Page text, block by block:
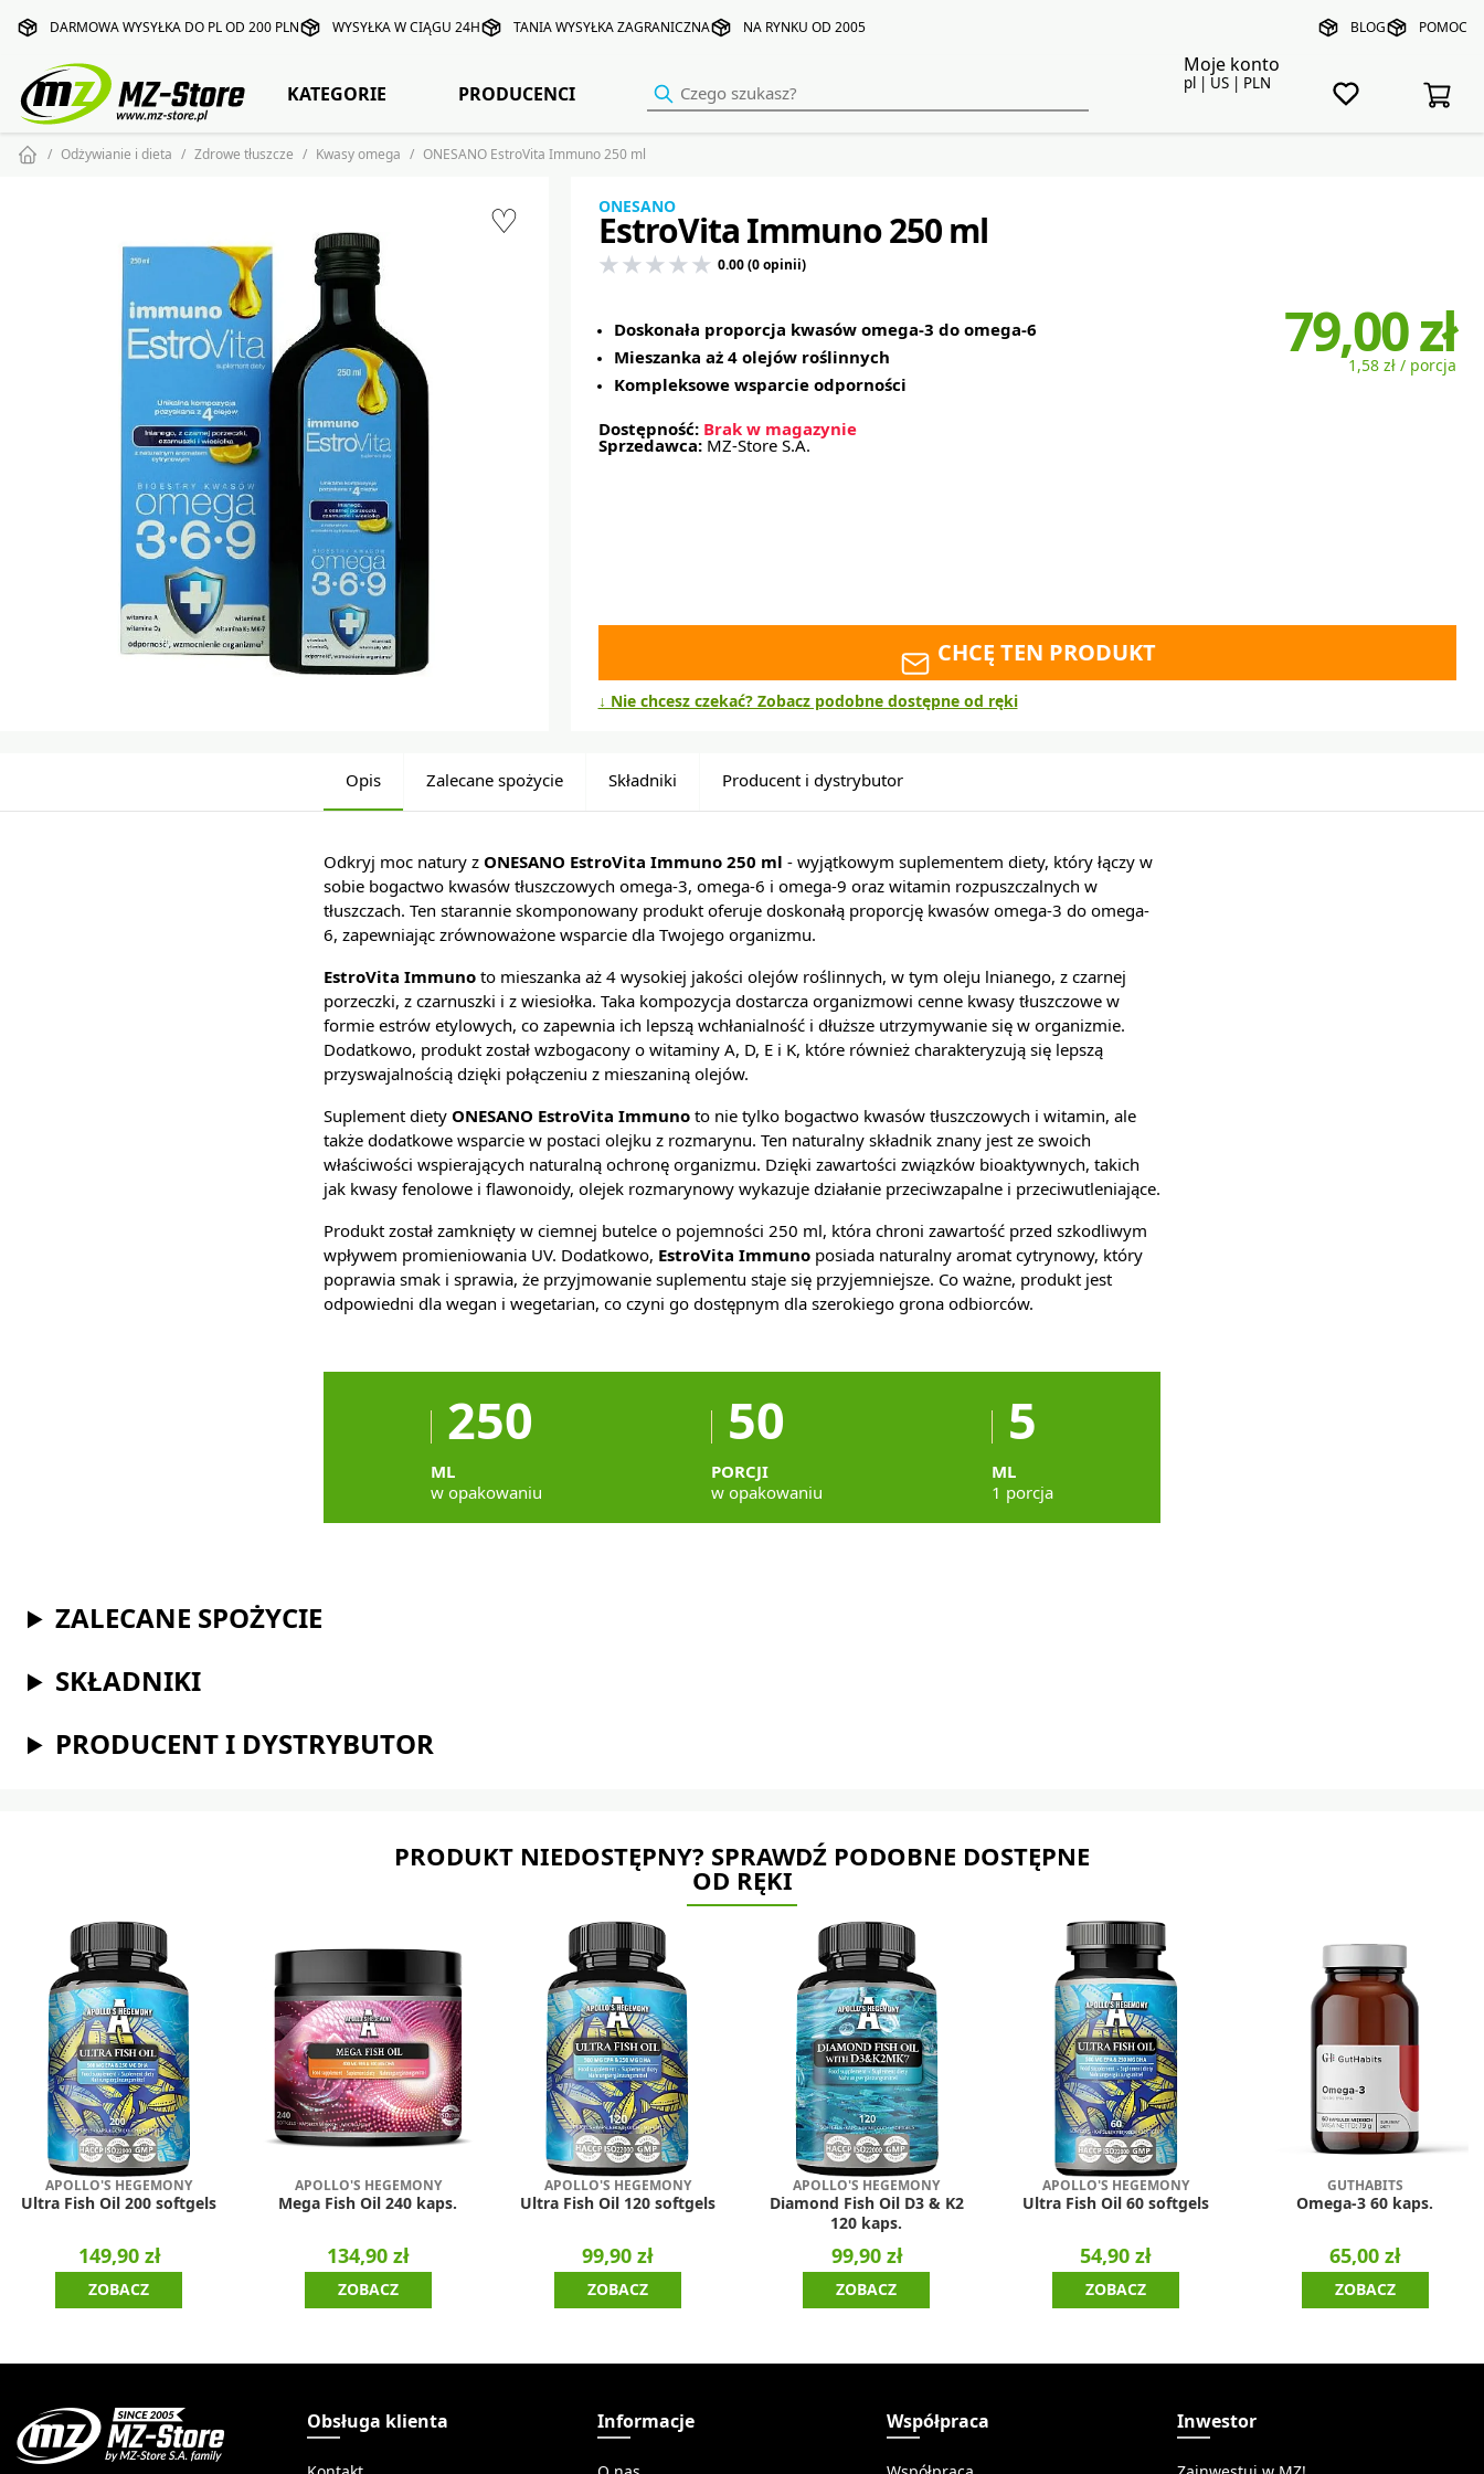
DARMOWA WYSYŁKA DO PL OD 200 PLN WYSYŁKA W CIĄGU 24H TANIA WYSYŁKA ZAGRANICZNA NA RYNKU OD 2005 BLOG POMOC
Moje konto
pl | US | PLN
KATEGORIE PRODUCENCI
Odżywianie i dieta Zdrowe tłuszcze Kwasy omega ONESANO EstroVita Immuno 250 ml
♡ ONESANO
EstroVita Immuno 250 ml
0.00 (0 opinii)
79,00 zł
1,58 zł / porcja
Doskonała proporcja kwasów omega-3 do omega-6
Mieszanka aż 4 olejów roślinnych
Kompleksowe wsparcie odporności
Dostępność: Brak w magazynie
Sprzedawca: MZ-Store S.A.
CHCĘ TEN PRODUKT
↓ Nie chcesz czekać? Zobacz podobne dostępne od ręki
Opis Zalecane spożycie Składniki Producent i dystrybutor
Odkryj moc natury z ONESANO EstroVita Immuno 250 ml
- wyjątkowym suplementem diety, który łączy w
sobie bogactwo kwasów tłuszczowych omega-3, omega-6 i omega-9 oraz witamin rozpuszczalnych w
tłuszczach. Ten starannie skomponowany produkt oferuje doskonałą proporcję kwasów omega-3 do omega-
6, zapewniając zrównoważone wsparcie dla Twojego organizmu.
EstroVita Immuno to mieszanka aż 4 wysokiej jakości olejów roślinnych, w tym oleju lnianego, z czarnej
porzeczki, z czarnuszki i z wiesiołka. Taka kompozycja dostarcza organizmowi cenne kwasy tłuszczowe w
formie estrów etylowych, co zapewnia ich lepszą wchłanialność i dłuższe utrzymywanie się w organizmie.
Dodatkowo, produkt został wzbogacony o witaminy A, D, E i K, które również charakteryzują się lepszą
przyswajalnością dzięki połączeniu z mieszaniną olejów.
Suplement diety ONESANO EstroVita Immuno to nie tylko bogactwo kwasów tłuszczowych i witamin, ale
także dodatkowe wsparcie w postaci olejku z rozmarynu. Ten naturalny składnik znany jest ze swoich
właściwości wspierających naturalną ochronę organizmu. Dzięki zawartości związków bioaktywnych, takich
jak kwasy fenolowe i flawonoidy, olejek rozmarynowy wykazuje działanie przeciwzapalne i przeciwutleniające.
Produkt został zamknięty w ciemnej butelce o pojemności 250 ml, która chroni zawartość przed szkodliwym
wpływem promieniowania UV. Dodatkowo, EstroVita Immuno posiada naturalny aromat cytrynowy, który
poprawia smak i sprawia, że przyjmowanie suplementu staje się przyjemniejsze. Co ważne, produkt jest
odpowiedni dla wegan i wegetarian, co czyni go dostępnym dla szerokiego grona odbiorców.
250
ML
w opakowaniu
50
PORCJI
w opakowaniu
5
ML
1 porcja
ZALECANE SPOŻYCIE
SKŁADNIKI
PRODUCENT I DYSTRYBUTOR
PRODUKT NIEDOSTĘPNY? SPRAWDŹ PODOBNE DOSTĘPNE
OD RĘKI
APOLLO'S HEGEMONY
Ultra Fish Oil 200 softgels
149,90 zł
ZOBACZ
APOLLO'S HEGEMONY
Mega Fish Oil 240 kaps.
134,90 zł
ZOBACZ
APOLLO'S HEGEMONY
Ultra Fish Oil 120 softgels
99,90 zł
ZOBACZ
APOLLO'S HEGEMONY
Diamond Fish Oil D3 & K2
120 kaps.
99,90 zł
ZOBACZ
APOLLO'S HEGEMONY
Ultra Fish Oil 60 softgels
54,90 zł
ZOBACZ
GUTHABITS
Omega-3 60 kaps.
65,00 zł
ZOBACZ
Obsługa klienta Informacje Współpraca Inwestor